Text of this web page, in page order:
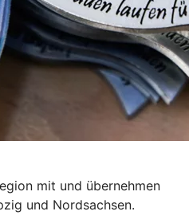
mit und übernehmen
und Nordsachsen.